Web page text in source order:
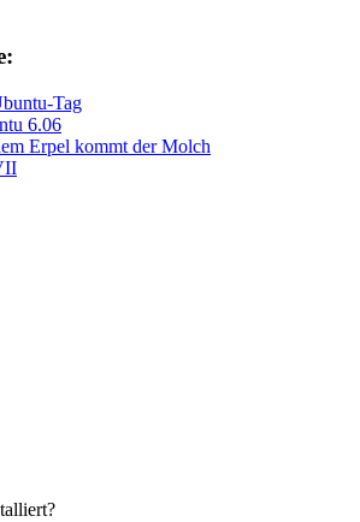
Tag
6.06
Erpel kommt der Molch